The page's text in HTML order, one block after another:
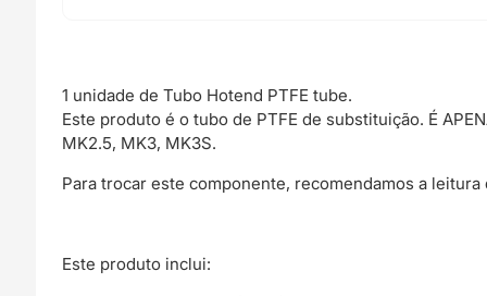
1 unidade de Tubo Hotend PTFE tube.
Este produto é o tubo de PTFE de substituição. É
MK2.5, MK3, MK3S.
Para trocar este componente, recomendamos a
Este produto inclui: